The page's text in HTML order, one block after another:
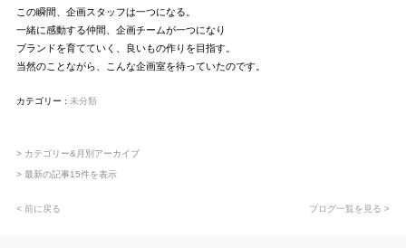
この瞬間、企画スタッフは一つになる。
一緒に感動する仲間、企画チームが一つになり
ブランドを育てていく、良いもの作りを目指す。
当然のことながら、こんな企画室を待っていたのです。
カテゴリー : 未分類
> カテゴリー&月別アーカイブ
> 最新の記事15件を表示
< 前に戻る ブログ一覧を見る >